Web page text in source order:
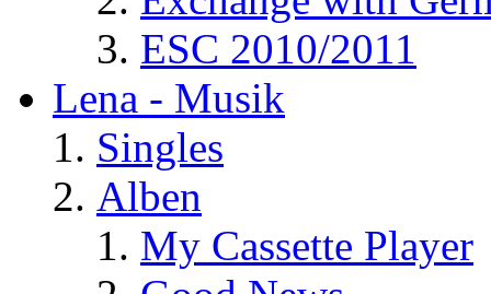
ESC 2010/2011
Lena - Musik
Singles
Alben
My Cassette Player